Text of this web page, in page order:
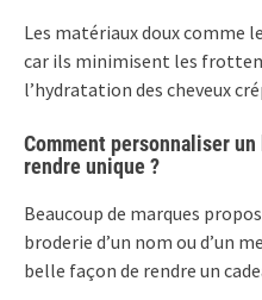
Les matériaux doux comme
car ils minimisent les
l’hydratation des cheveux
Comment personnaliser
rendre unique ?
Beaucoup de marques
broderie d’un nom ou d’un
belle façon de rendre un